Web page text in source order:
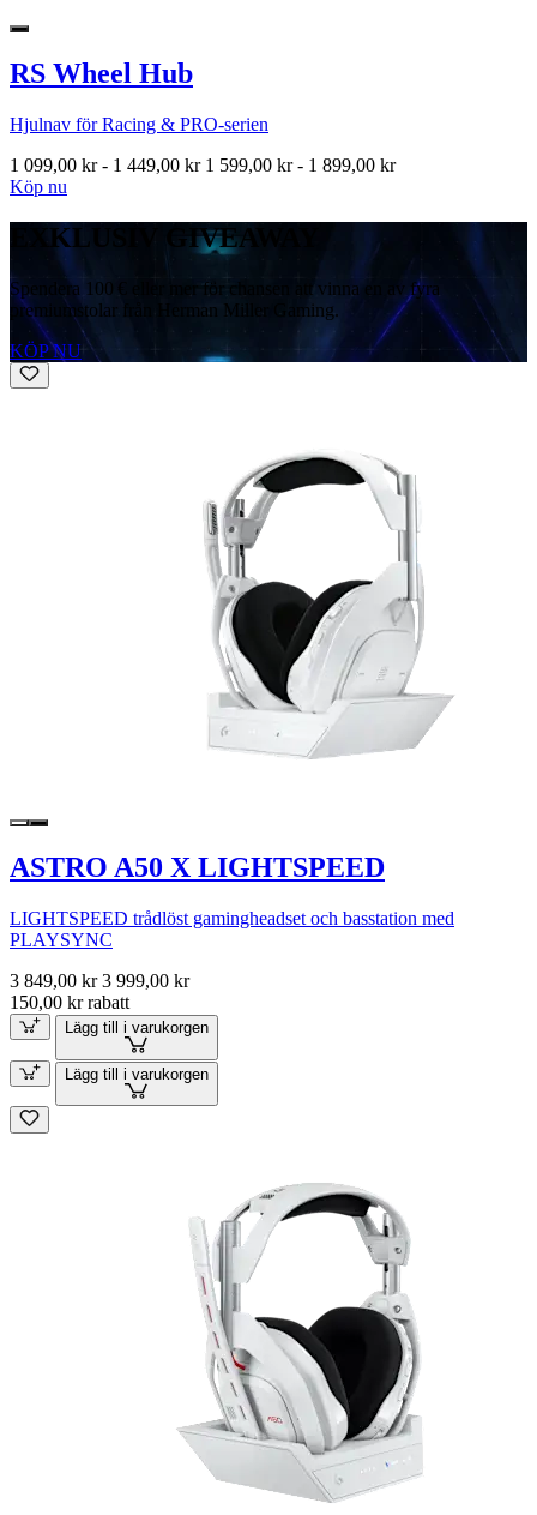
RS Wheel Hub
Hjulnav för Racing & PRO-serien
1 099,00 kr- 1 449,00 kr 1 599,00 kr- 1 899,00 kr
Köp nu
EXKLUSIV GIVEAWAY
Spendera 100 € eller mer för chansen att vinna en av fyra
premiumstolar från Herman Miller Gaming.
KÖP NU
ASTRO A50 X LIGHTSPEED
LIGHTSPEED trådlöst gamingheadset och basstation med
PLAYSYNC
3 849,00 kr 3 999,00 kr
150,00 kr rabatt
Lägg till i varukorgen
Lägg till i varukorgen